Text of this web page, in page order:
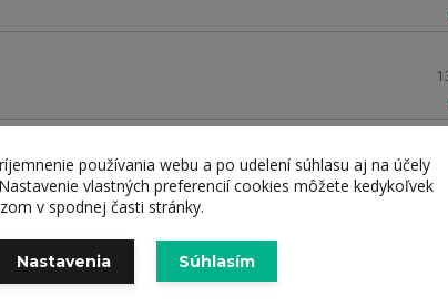
Doručenie zdarma
používania webu a po udelení súhlasu aj na účely
vlastných preferencií cookies môžete kedykoľvek
v spodnej časti stránky.
Nastavenia Súhlasím